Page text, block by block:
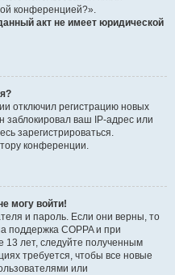
конференцией?».
акт не имеет юридической
отключил регистрацию новых
заблокировал ваш IP-адрес или
зарегистрироваться.
конференции.
могу войти!
и пароль. Если они верны, то
поддержка COPPA и при
13 лет, следуйте полученным
требуется, чтобы все новые
или